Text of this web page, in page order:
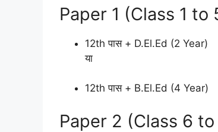
Paper 1 (Class 1 to
12th पास + D.El.Ed (2 Year)
या
12th पास + B.El.Ed (4 Year)
Paper 2 (Class 6